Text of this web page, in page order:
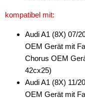
Werkstatt
kompatibel mit:
Audi A1 (8X) 07/
OEM Gerät mit
Chorus OEM
42cx25)
Audi A1 (8X) 11/
OEM Gerät mit